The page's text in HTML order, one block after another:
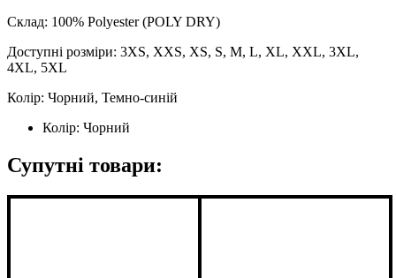
Склад: 100% Polyester (POLY DRY)
Доступні розміри: 3XS, XXS, XS, S, M, L, XL, XXL, 3XL,
4XL, 5XL
Колір: Чорний, Темно-синій
Колір: Чорний
Супутні товари: